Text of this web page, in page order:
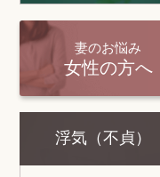
妻のお悩み
女性の方へ
浮気（不貞）